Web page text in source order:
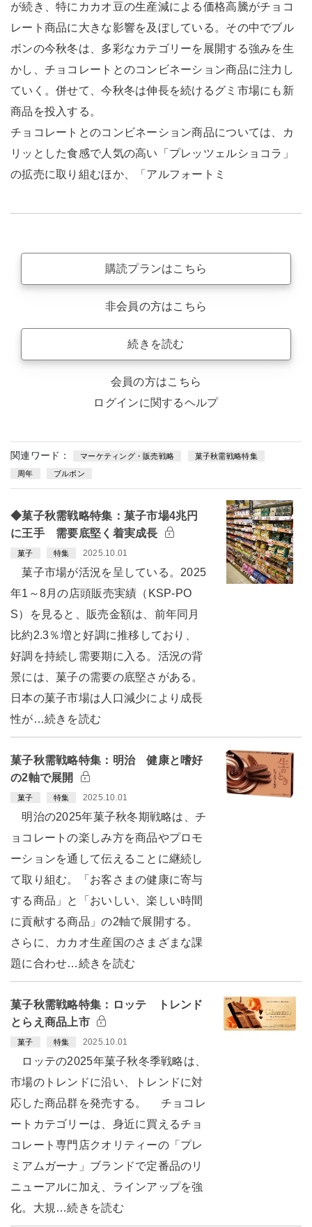
が続き、特にカカオ豆の生産減による価格高騰がチョコ
レート商品に大きな影響を及ぼしている。その中でブル
ボンの今秋冬は、多彩なカテゴリーを展開する強みを生
かし、チョコレートとのコンビネーション商品に注力し
ていく。併せて、今秋冬は伸長を続けるグミ市場にも新
商品を投入する。
チョコレートとのコンビネーション商品については、カ
リッとした食感で人気の高い「プレッツェルショコラ」
の拡売に取り組むほか、「アルフォートミ
購読プランはこちら
非会員の方はこちら
続きを読む
会員の方はこちら
ログインに関するヘルプ
関連ワード： マーケティング・販売戦略 菓子秋需戦略特集
周年 ブルボン
◆菓子秋需戦略特集：菓子市場4兆円
に王手 需要底堅く着実成長
菓子 特集 2025.10.01
菓子市場が活況を呈している。2025
年1～8月の店頭販売実績（KSP-PO
S）を見ると、販売金額は、前年同月
比約2.3％増と好調に推移しており、
好調を持続し需要期に入る。活況の背
景には、菓子の需要の底堅さがある。
日本の菓子市場は人口減少により成長
性が…続きを読む
菓子秋需戦略特集：明治 健康と嗜好
の2軸で展開
菓子 特集 2025.10.01
明治の2025年菓子秋冬期戦略は、チ
ョコレートの楽しみ方を商品やプロモ
ーションを通して伝えることに継続し
て取り組む。「お客さまの健康に寄与
する商品」と「おいしい、楽しい時間
に貢献する商品」の2軸で展開する。
さらに、カカオ生産国のさまざまな課
題に合わせ…続きを読む
菓子秋需戦略特集：ロッテ トレンド
とらえ商品上市
菓子 特集 2025.10.01
ロッテの2025年菓子秋冬季戦略は、
市場のトレンドに沿い、トレンドに対
応した商品群を発売する。 チョコレ
ートカテゴリーは、身近に買えるチョ
コレート専門店クオリティーの「プレ
ミアムガーナ」ブランドで定番品のリ
ニューアルに加え、ラインアップを強
化。大規…続きを読む